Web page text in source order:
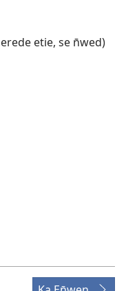
etie, se n̄wed)